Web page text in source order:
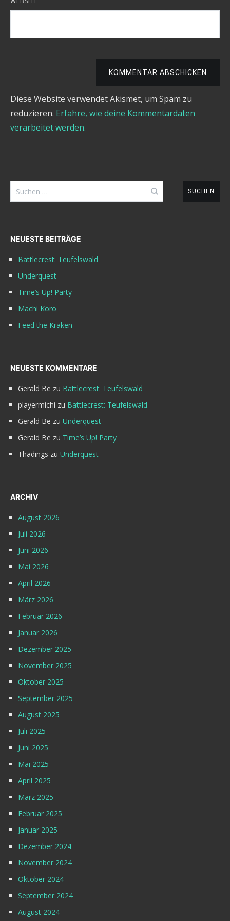
KOMMENTAR ABSCHICKEN
Diese Website verwendet Akismet, um Spam zu
reduzieren. Erfahre, wie deine Kommentardaten
verarbeitet werden.
Suchen
nach:
NEUESTE BEITRÄGE
Battlecrest: Teufelswald
Underquest
Time’s Up! Party
Machi Koro
Feed the Kraken
NEUESTE KOMMENTARE
Gerald Be zu Battlecrest: Teufelswald
playermichi zu Battlecrest: Teufelswald
Gerald Be zu Underquest
Gerald Be zu Time’s Up! Party
Thadings zu Underquest
ARCHIV
August 2026
Juli 2026
Juni 2026
Mai 2026
April 2026
März 2026
Februar 2026
Januar 2026
Dezember 2025
November 2025
Oktober 2025
September 2025
August 2025
Juli 2025
Juni 2025
Mai 2025
April 2025
März 2025
Februar 2025
Januar 2025
Dezember 2024
November 2024
Oktober 2024
September 2024
August 2024